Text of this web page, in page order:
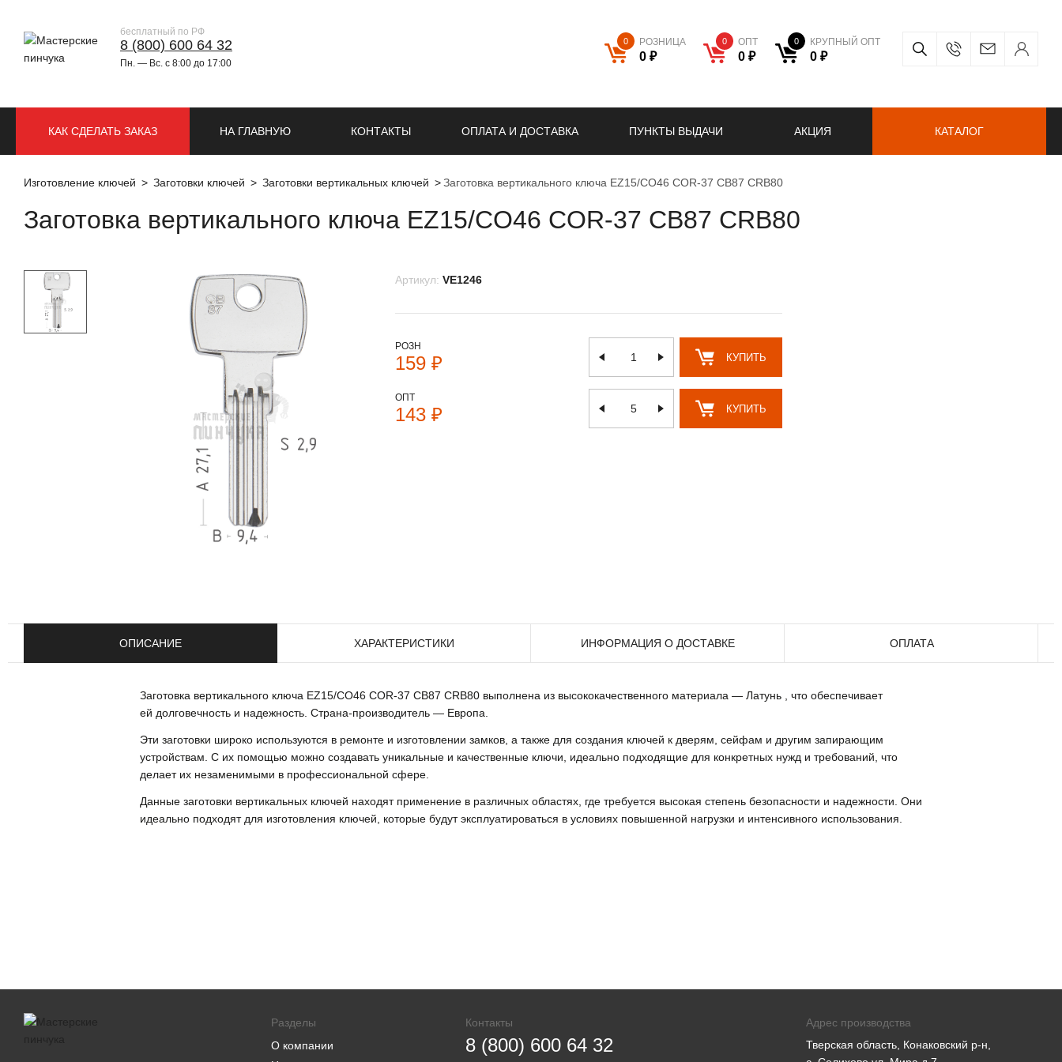
бесплатный по РФ
8 (800) 600 64 32
Пн. — Вс. с 8:00 до 17:00
0 РОЗНИЦА
0 ₽
0 ОПТ
0 ₽
0 КРУПНЫЙ ОПТ
0 ₽
НА ГЛАВНУЮ КОНТАКТЫ ОПЛАТА И ДОСТАВКА ПУНКТЫ ВЫДАЧИ АКЦИЯ
КАК СДЕЛАТЬ ЗАКАЗ КАТАЛОГ
Изготовление ключей Заготовки ключей Заготовки вертикальных ключей Заготовка вертикального ключа EZ15/CO46 COR-37 CB87 CRB80
Заготовка вертикального ключа EZ15/CO46 COR-37 CB87 CRB80
Артикул: VE1246
РОЗН
159 ₽ КУПИТЬ
ОПТ
143 ₽ КУПИТЬ
ОПИСАНИЕ ХАРАКТЕРИСТИКИ ИНФОРМАЦИЯ О ДОСТАВКЕ ОПЛАТА
Заготовка вертикального ключа EZ15/CO46 COR-37 CB87 CRB80 выполнена из высококачественного материала — Латунь , что обеспечивает
ей долговечность и надежность. Страна-производитель — Европа.
Эти заготовки широко используются в ремонте и изготовлении замков, а также для создания ключей к дверям, сейфам и другим запирающим
устройствам. С их помощью можно создавать уникальные и качественные ключи, идеально подходящие для конкретных нужд и требований, что
делает их незаменимыми в профессиональной сфере.
Данные заготовки вертикальных ключей находят применение в различных областях, где требуется высокая степень безопасности и надежности. Они
идеально подходят для изготовления ключей, которые будут эксплуатироваться в условиях повышенной нагрузки и интенсивного использования.
Разделы
О компании
Контакты
8 (800) 600 64 32
Адрес производства
Тверская область, Конаковский р-н,